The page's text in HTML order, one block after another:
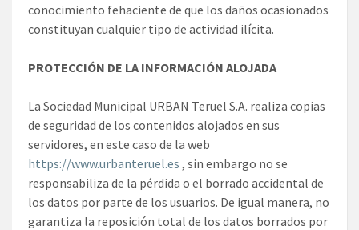
conocimiento fehaciente de que los daños ocasionados
constituyan cualquier tipo de actividad ilícita.
PROTECCIÓN DE LA INFORMACIÓN ALOJADA
La Sociedad Municipal URBAN Teruel S.A. realiza copias
de seguridad de los contenidos alojados en sus
servidores, en este caso de la web
https://www.urbanteruel.es , sin embargo no se
responsabiliza de la pérdida o el borrado accidental de
los datos por parte de los usuarios. De igual manera, no
garantiza la reposición total de los datos borrados por